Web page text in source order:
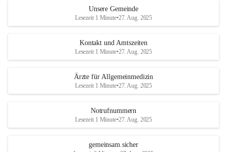
Unsere Gemeinde
Lesezeit 1 Minute•27. Aug. 2025
Kontakt und Amtszeiten
Lesezeit 1 Minute•27. Aug. 2025
Ärzte für Allgemeinmedizin
Lesezeit 1 Minute•27. Aug. 2025
Notrufnummern
Lesezeit 1 Minute•27. Aug. 2025
gemeinsam.sicher